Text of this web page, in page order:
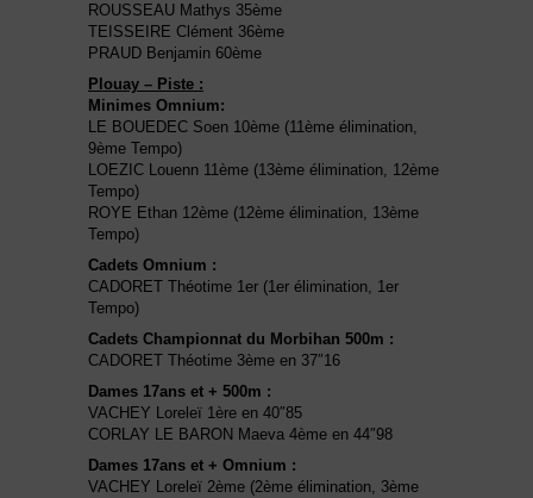
ROUSSEAU Mathys 35ème
TEISSEIRE Clément 36ème
PRAUD Benjamin 60ème
Plouay – Piste :
Minimes Omnium:
LE BOUEDEC Soen 10ème (11ème élimination,
9ème Tempo)
LOEZIC Louenn 11ème (13ème élimination, 12ème
Tempo)
ROYE Ethan 12ème (12ème élimination, 13ème
Tempo)
Cadets Omnium :
CADORET Théotime 1er (1er élimination, 1er
Tempo)
Cadets Championnat du Morbihan 500m :
CADORET Théotime 3ème en 37″16
Dames 17ans et + 500m :
VACHEY Loreleï 1ère en 40″85
CORLAY LE BARON Maeva 4ème en 44″98
Dames 17ans et + Omnium :
VACHEY Loreleï 2ème (2ème élimination, 3ème